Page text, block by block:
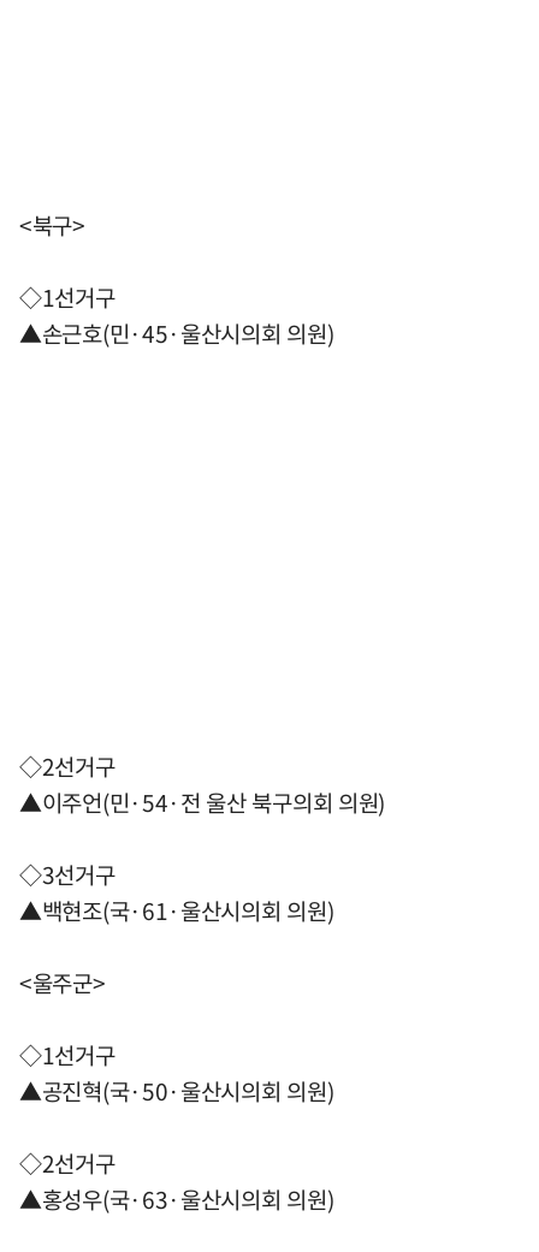
<북구>
◇1선거구
▲손근호(민·45·울산시의회 의원)
◇2선거구
▲이주언(민·54·전 울산 북구의회 의원)
◇3선거구
▲백현조(국·61·울산시의회 의원)
<울주군>
◇1선거구
▲공진혁(국·50·울산시의회 의원)
◇2선거구
▲홍성우(국·63·울산시의회 의원)